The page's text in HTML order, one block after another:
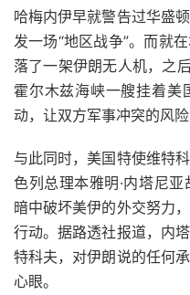
哈梅内伊早就警告过华盛
发一场“地区战争”。而就
落了一架伊朗无人机，之
霍尔木兹海峡一艘挂着
动，让双方军事冲突的风险
与此同时，美国特使维特
色列总理本雅明·内塔尼
暗中破坏美伊的外交努力
行动。据路透社报道，内
特科夫，对伊朗说的任何
心眼。